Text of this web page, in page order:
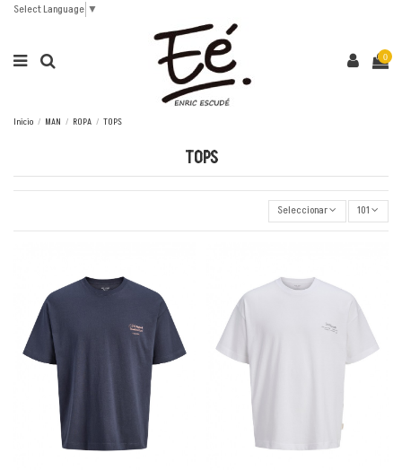
Select Language ▼
0
Inicio MAN ROPA TOPS
TOPS
Seleccionar 101